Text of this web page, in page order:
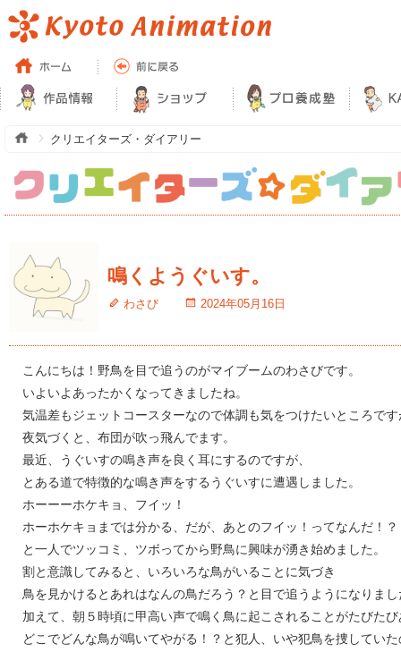
クリエイターズ・ダイアリー
鳴くようぐいす。
わさび 2024年05月16日
こんにちは！野鳥を目で追うのがマイブームのわさびです。
いよいよあったかくなってきましたね。
気温差もジェットコースターなので体調も気をつけたいところです
夜気づくと、布団が吹っ飛んでます。
最近、うぐいすの鳴き声を良く耳にするのですが、
とある道で特徴的な鳴き声をするうぐいすに遭遇しました。
ホーーーホケキョ、フイッ！
ホーホケキョまでは分かる、だが、あとのフイッ！ってなんだ！？
と一人でツッコミ、ツボってから野鳥に興味が湧き始めました。
割と意識してみると、いろいろな鳥がいることに気づき
鳥を見かけるとあれはなんの鳥だろう？と目で追うようになりまし
加えて、朝５時頃に甲高い声で鳴く鳥に起こされることがたびた
どこでどんな鳥が鳴いてやがる！？と犯人、いや犯鳥を捜してい